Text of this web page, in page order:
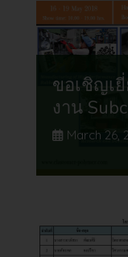
ขอเชิญเ
งาน
March 26,